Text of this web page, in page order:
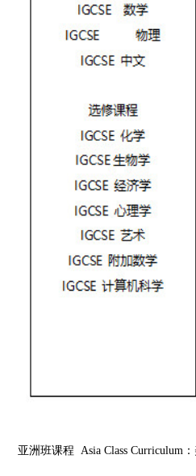
亚洲班课程 Asia Class Curriculum